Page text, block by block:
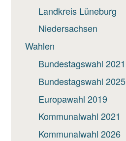
Landkreis Lüneburg
Niedersachsen
Wahlen
Bundestagswahl 2021
Bundestagswahl 2025
Europawahl 2019
Kommunalwahl 2021
Kommunalwahl 2026